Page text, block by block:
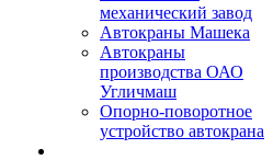
механический завод
Автокраны Машека
Автокраны
производства ОАО
Угличмаш
Опорно-поворотное
устройство автокрана